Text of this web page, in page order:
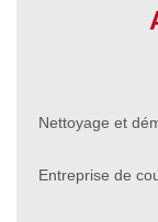
Nettoyage et
Entreprise de